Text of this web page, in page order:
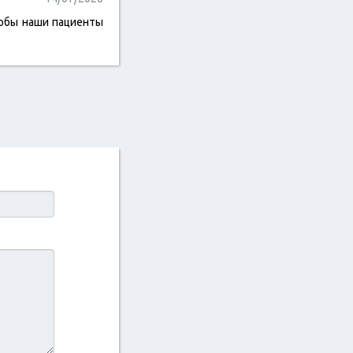
наши пациенты